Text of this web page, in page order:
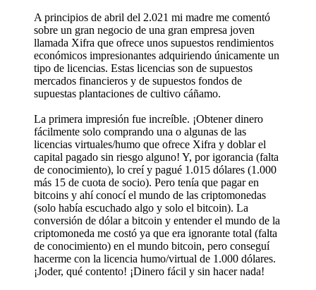
A principios de abril del 2.021 mi madre me comentó
sobre un gran negocio de una gran empresa joven
llamada Xifra que ofrece unos supuestos rendimientos
económicos impresionantes adquiriendo únicamente un
tipo de licencias. Estas licencias son de supuestos
mercados financieros y de supuestos fondos de
supuestas plantaciones de cultivo cáñamo.
La primera impresión fue increíble. ¡Obtener dinero
fácilmente solo comprando una o algunas de las
licencias virtuales/humo que ofrece Xifra y doblar el
capital pagado sin riesgo alguno! Y, por igorancia (falta
de conocimiento), lo creí y pagué 1.015 dólares (1.000
más 15 de cuota de socio). Pero tenía que pagar en
bitcoins y ahí conocí el mundo de las criptomonedas
(solo había escuchado algo y solo el bitcoin). La
conversión de dólar a bitcoin y entender el mundo de la
criptomoneda me costó ya que era ignorante total (falta
de conocimiento) en el mundo bitcoin, pero conseguí
hacerme con la licencia humo/virtual de 1.000 dólares.
¡Joder, qué contento! ¡Dinero fácil y sin hacer nada!